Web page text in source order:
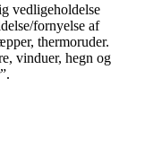
vedligeholdelse
fornyelse af
thermoruder.
vinduer, hegn og